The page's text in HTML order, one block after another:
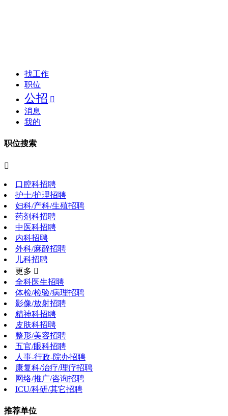
找工作
职位
公招 
消息
我的
职位搜索

口腔科招聘
护士/护理招聘
妇科/产科/生殖招聘
药剂科招聘
中医科招聘
内科招聘
外科/麻醉招聘
儿科招聘
更多 
全科医生招聘
体检/检验/病理招聘
影像/放射招聘
精神科招聘
皮肤科招聘
整形/美容招聘
五官/眼科招聘
人事-行政-院办招聘
康复科/治疗/理疗招聘
网络/推广/咨询招聘
ICU/科研/其它招聘
推荐单位